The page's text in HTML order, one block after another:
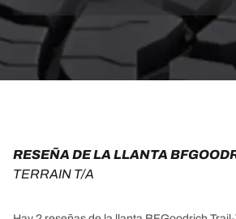
RESEÑA DE LA LLANTA
TERRAIN T/A